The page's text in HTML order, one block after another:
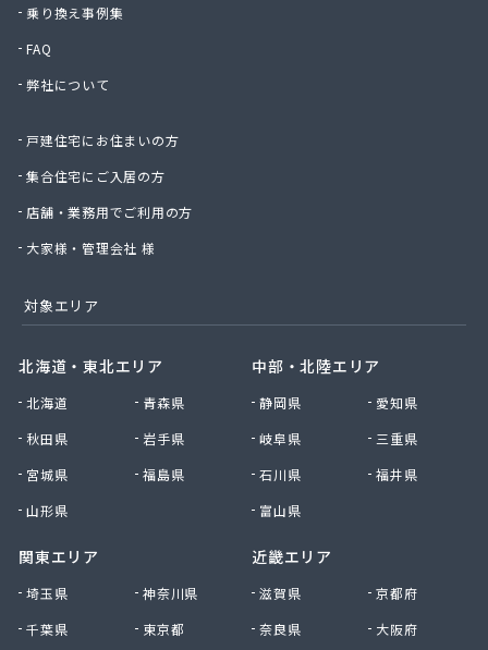
北信ガス株式会社 松本営業所
北信石油ガス株式会社
北村商店
北野プロパン住設
堀川産業株式会社 上田営業所
本久石油株式会社 市場団地給油所
有限会社エネ・サイトウ
有限会社キタジマ
有限会社スミシン
有限会社横嶋商店
有限会社丸共農薬プロパン部
有限会社丸山
有限会社丸二商会
有限会社宮下商店
有限会社犬飼燃料店
有限会社古間ラジオテレビ商会
有限会社佐久プロパン
乗り換え事例集
FAQ
弊社について
戸建住宅にお住まいの方
集合住宅にご入居の方
店舗・業務用でご利用の方
大家様・管理会社 様
対象エリア
北海道・東北エリア
北海道
青森県
秋田県
岩手県
宮城県
福島県
山形県
関東エリア
埼玉県
神奈川県
千葉県
東京都
中部・北陸エリア
静岡県
愛知県
岐阜県
三重県
石川県
福井県
富山県
近畿エリア
滋賀県
京都府
奈良県
大阪府